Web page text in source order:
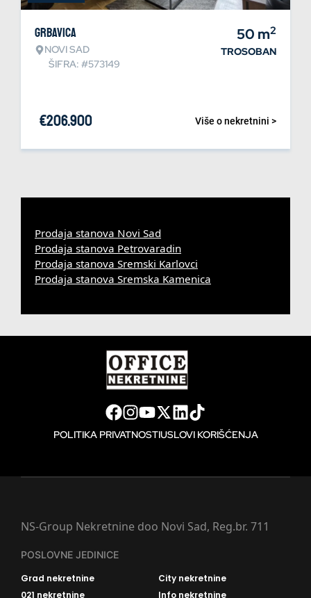
Grbavica
NOVI SAD
ŠIFRA: #573149
50 m2
TROSOBAN
Više o nekretnini >
€206.900
Prodaja stanova Novi Sad
Prodaja stanova Petrovaradin
Prodaja stanova Sremski Karlovci
Prodaja stanova Sremska Kamenica
POLITIKA PRIVATNOSTIUSLOVI KORIŠĆENJA
NS-Group Nekretnine doo Novi Sad, Reg.br. 711
POSLOVNE JEDINICE
Grad nekretnine
City nekretnine
021 nekretnine
Info nekretnine